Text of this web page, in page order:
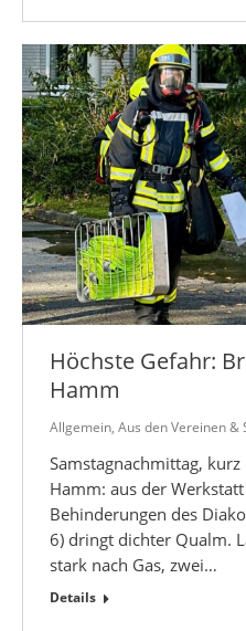
Höchste Gefahr:
Hamm
Allgemein, Aus den Vereinen &
Samstagnachmittag,
Hamm: aus der
Behinderungen des
6) dringt dichter Qualm.
stark nach Gas, zwei…
Details